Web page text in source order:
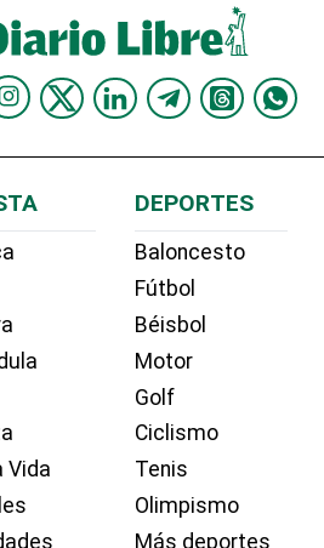
Vida
DEPORTES
Baloncesto
Fútbol
Béisbol
Motor
Golf
Ciclismo
Tenis
Olimpismo
Más deportes